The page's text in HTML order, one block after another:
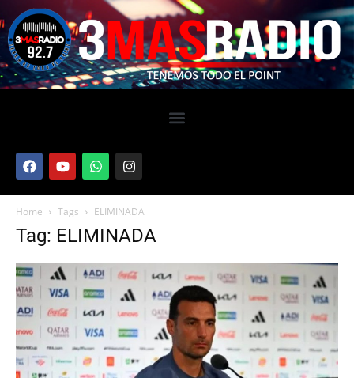
Home Tags ELIMINADA
Tag: ELIMINADA